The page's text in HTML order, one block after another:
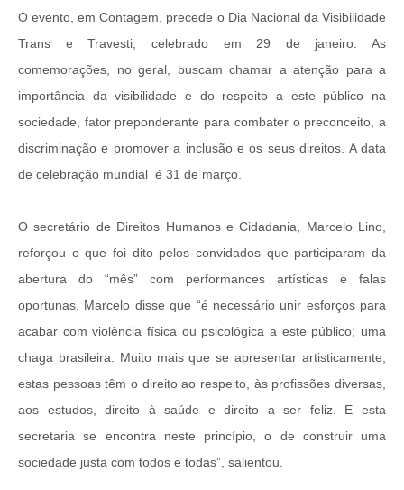
O evento, em Contagem, precede o Dia Nacional da Visibilidade
Trans e Travesti, celebrado em 29 de janeiro. As
comemorações, no geral, buscam chamar a atenção para a
importância da visibilidade e do respeito a este público na
sociedade, fator preponderante para combater o preconceito, a
discriminação e promover a inclusão e os seus direitos. A data
de celebração mundial é 31 de março.
O secretário de Direitos Humanos e Cidadania, Marcelo Lino,
reforçou o que foi dito pelos convidados que participaram da
abertura do “mês” com performances artísticas e falas
oportunas. Marcelo disse que “é necessário unir esforços para
acabar com violência física ou psicológica a este público; uma
chaga brasileira. Muito mais que se apresentar artisticamente,
estas pessoas têm o direito ao respeito, às profissões diversas,
aos estudos, direito à saúde e direito a ser feliz. E esta
secretaria se encontra neste princípio, o de construir uma
sociedade justa com todos e todas”, salientou.